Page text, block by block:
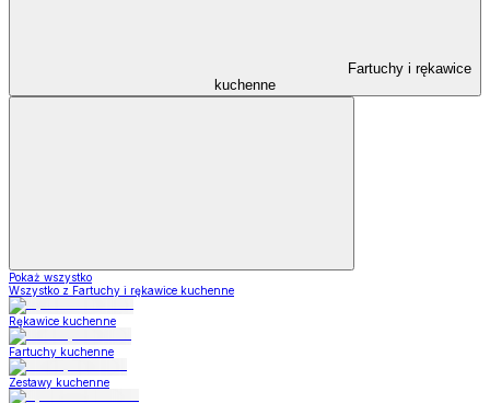
Fartuchy i rękawice
kuchenne
Pokaż wszystko
Wszystko z Fartuchy i rękawice kuchenne
Rękawice kuchenne
Fartuchy kuchenne
Zestawy kuchenne